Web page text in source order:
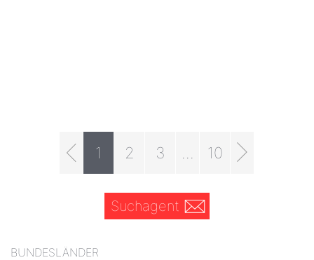
1 2 3 10
Suchagent
BUNDESLÄNDER